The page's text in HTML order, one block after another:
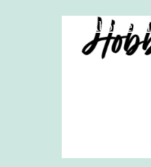
Abonneren